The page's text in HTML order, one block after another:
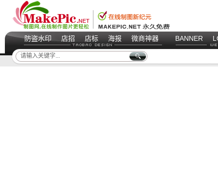
防盗水印 店招 店标 海报 微商神器 BANNER